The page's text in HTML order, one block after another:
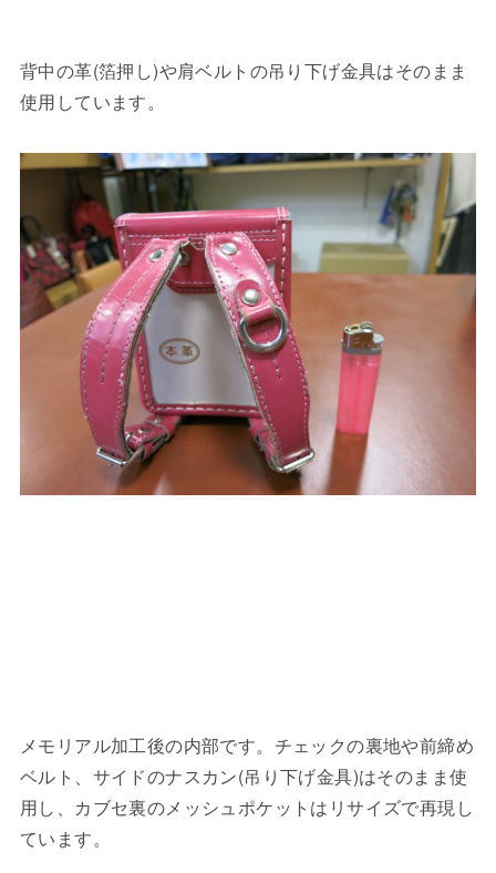
背中の革(箔押し)や肩ベルトの吊り下げ金具はそのまま
使用しています。
メモリアル加工後の内部です。チェックの裏地や前締め
ベルト、サイドのナスカン(吊り下げ金具)はそのまま使
用し、カブセ裏のメッシュポケットはリサイズで再現し
ています。